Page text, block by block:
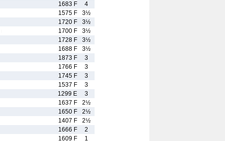
1683 F
4
1575 F
3½
1720 F
3½
1700 F
3½
1728 F
3½
1688 F
3½
1873 F
3
1766 F
3
1745 F
3
1537 F
3
1299 E
3
1637 F
2½
1650 F
2½
1407 F
2½
1666 F
2
1609 F 1